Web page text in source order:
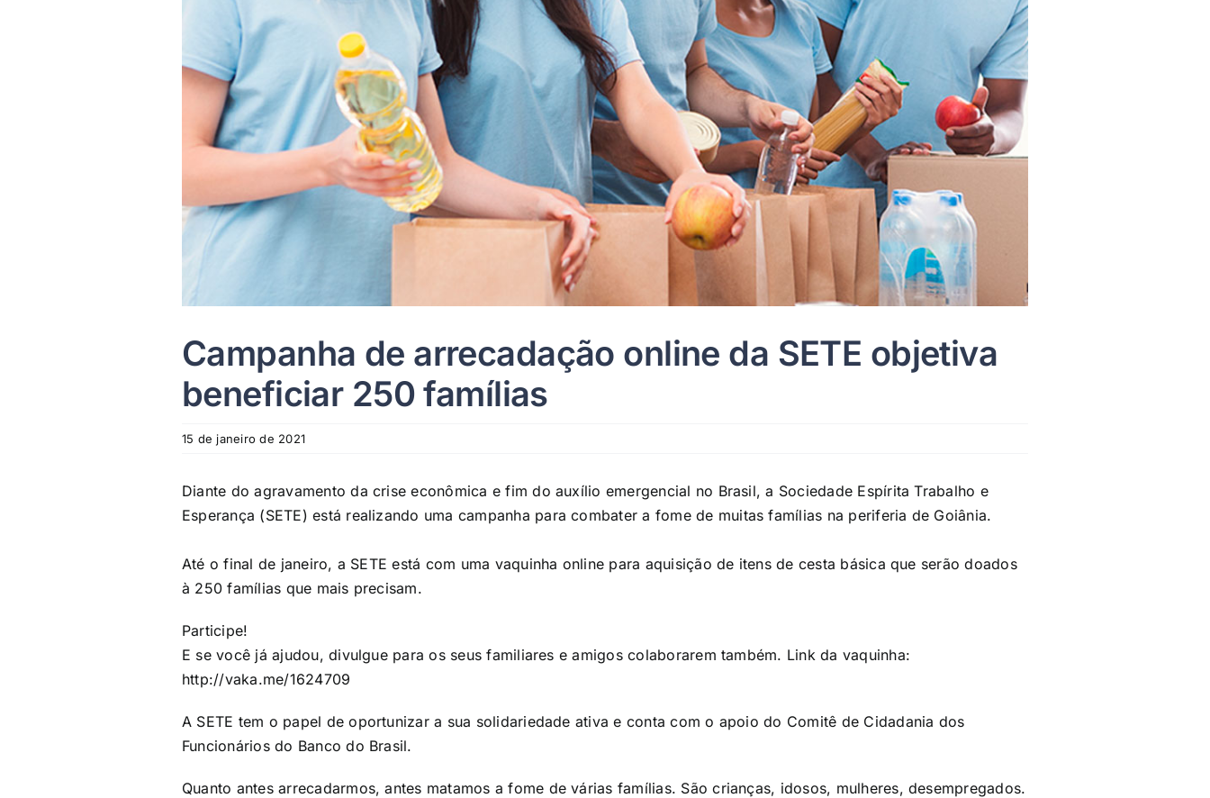
Campanha de arrecadação online da SETE objetiva
beneficiar 250 famílias
15 de janeiro de 2021
Diante do agravamento da crise econômica e fim do auxílio emergencial no Brasil, a Sociedade Espírita Trabalho e
Esperança (SETE) está realizando uma campanha para combater a fome de muitas famílias na periferia de Goiânia.
Até o final de janeiro, a SETE está com uma vaquinha online para aquisição de itens de cesta básica que serão doados
à 250 famílias que mais precisam.
Participe!
E se você já ajudou, divulgue para os seus familiares e amigos colaborarem também. Link da vaquinha:
http://vaka.me/1624709
A SETE tem o papel de oportunizar a sua solidariedade ativa e conta com o apoio do Comitê de Cidadania dos
Funcionários do Banco do Brasil.
Quanto antes arrecadarmos, antes matamos a fome de várias famílias. São crianças, idosos, mulheres, desempregados.